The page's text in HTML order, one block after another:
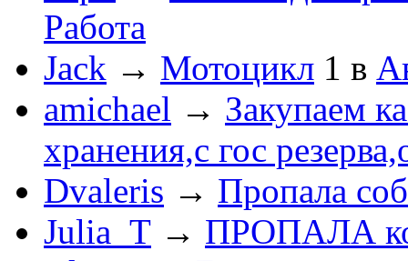
Работа
Jack → Мотоцикл 1 в
amichael → Закупаем
хранения,с гос
Dvaleris → Пропала
Julia_T → ПРОПАЛА